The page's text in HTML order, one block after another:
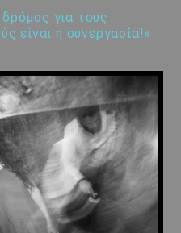
για τους
είναι η συνεργασία!»